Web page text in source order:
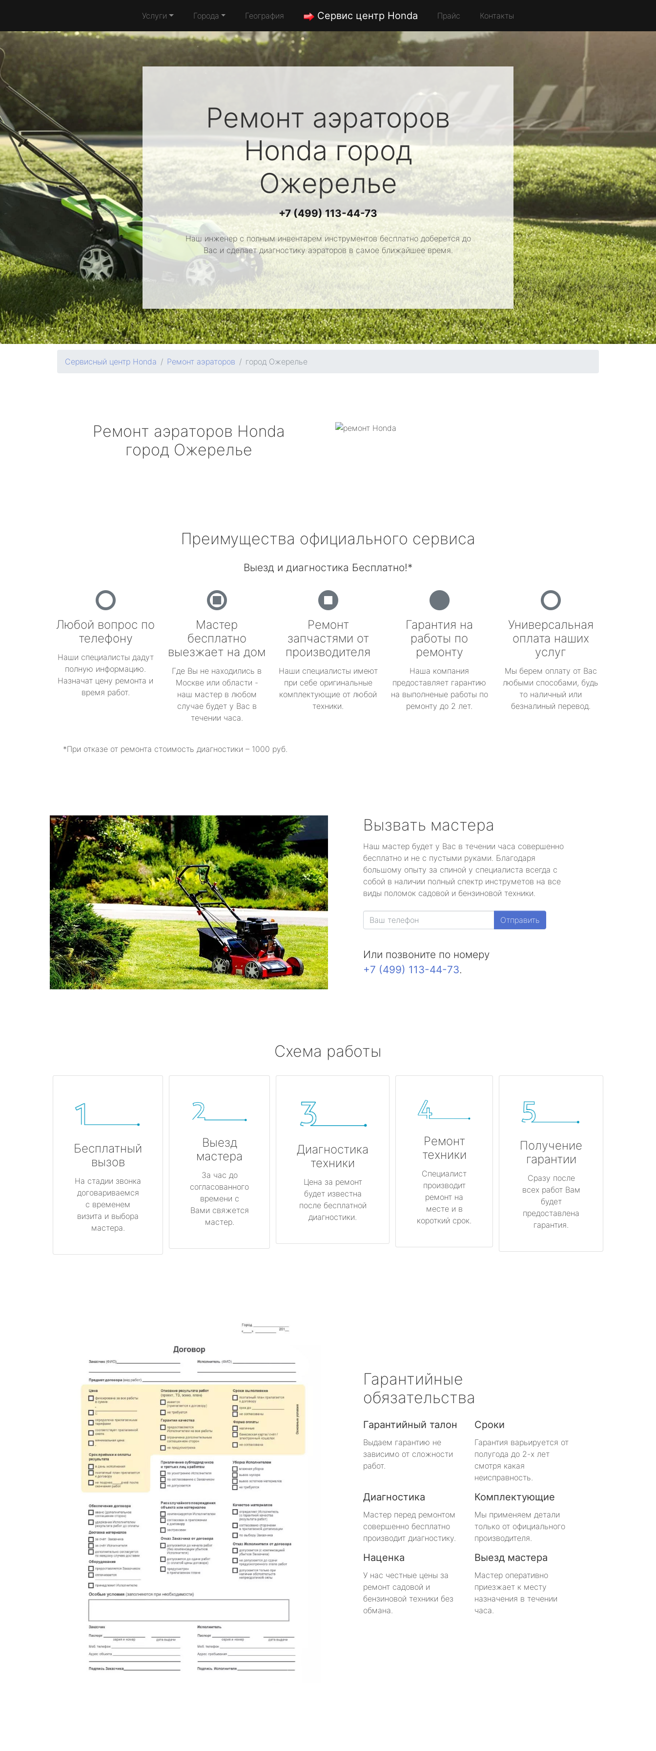
Услуги Города География Сервис центр Honda Прайс Контакты
Ремонт аэраторов
Hondaгород
Ожерелье
+7 (499) 113-44-73
Наш инженер с полным инвентарем инструментов бесплатно доберется до
Вас и сделает диагностику аэраторов в самое ближайшее время.
Сервисный центр Honda Ремонт аэраторов город Ожерелье
Ремонт аэраторов Honda
город Ожерелье
Преимущества официального сервиса
Выезд и диагностика Бесплатно!*
Любой вопрос по
телефону
Наши специалисты дадут
полную информацию.
Назначат цену ремонта и
время работ.
Мастер
бесплатно
выезжает на дом
Где Вы не находились в
Москве или области -
наш мастер в любом
случае будет у Вас в
течении часа.
Ремонт
запчастями от
производителя
Наши специалисты имеют
при себе оригинальные
комплектующие от любой
техники.
Гарантия на
работы по
ремонту
Наша компания
предоставляет гарантию
на выполненые работы по
ремонту до 2 лет.
Универсальная
оплата наших
услуг
Мы берем оплату от Вас
любыми способами, будь
то наличный или
безналиный перевод.
*При отказе от ремонта стоимость диагностики – 1000 руб.
Вызвать мастера
Наш мастер будет у Вас в течении часа совершенно
бесплатно и не с пустыми руками. Благодаря
большому опыту за спиной у специалиста всегда с
собой в наличии полный спектр инструметов на все
виды поломок садовой и бензиновой техники.
Отправить
Или позвоните по номеру
+7 (499) 113-44-73.
Схема работы
Бесплатный
вызов
На стадии звонка
договариваемся
с временем
визита и выбора
мастера.
Выезд
мастера
За час до
согласованного
времени с
Вами свяжется
мастер.
Диагностика
техники
Цена за ремонт
будет известна
после бесплатной
диагностики.
Ремонт
техники
Специалист
производит
ремонт на
месте и в
короткий срок.
Получение
гарантии
Сразу после
всех работ Вам
будет
предоставлена
гарантия.
Гарантийные
обязательства
Гарантийный талон
Выдаем гарантию не
зависимо от сложности
работ.
Сроки
Гарантия варьируется от
полугода до 2-х лет
смотря какая
неисправность.
Диагностика
Мастер перед ремонтом
совершенно бесплатно
производит диагностику.
Комплектующие
Мы применяем детали
только от официального
производителя.
Наценка
У нас честные цены за
ремонт садовой и
бензиновой техники без
обмана.
Выезд мастера
Мастер оперативно
приезжает к месту
назначения в течении
часа.